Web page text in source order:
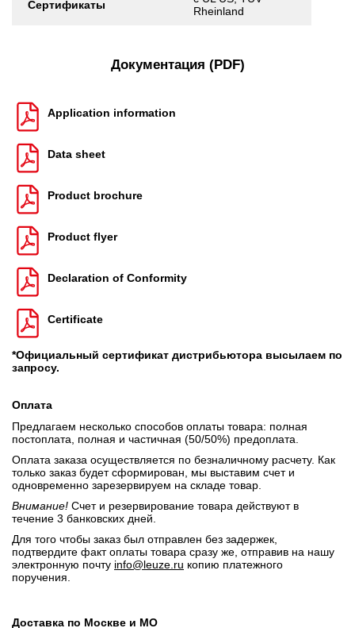
Сертификаты
Rheinland
Документация (PDF)
Application information
Data sheet
Product brochure
Product flyer
Declaration of Conformity
Certificate
*Официальный сертификат дистрибьютора высылаем по
запросу.
Оплата
Предлагаем несколько способов оплаты товара: полная
постоплата, полная и частичная (50/50%) предоплата.
Оплата заказа осуществляется по безналичному расчету. Как
только заказ будет сформирован, мы выставим счет и
одновременно зарезервируем на складе товар.
Внимание! Счет и резервирование товара действуют в
течение 3 банковских дней.
Для того чтобы заказ был отправлен без задержек,
подтвердите факт оплаты товара сразу же, отправив на нашу
электронную почту info@leuze.ru копию платежного
поручения.
Доставка по Москве и МО